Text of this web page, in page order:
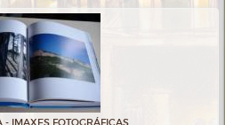
- IMAXES FOTOGRÁFICAS